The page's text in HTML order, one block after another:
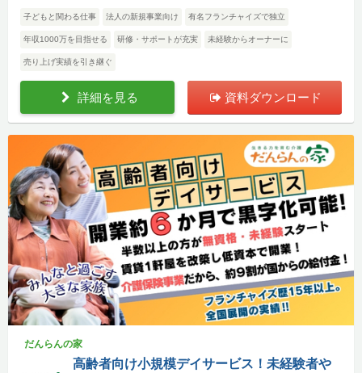
子どもと関わる仕事 法人の新規事業向け 有名フランチャイズで独立
年収1000万を目指せる 研修・サポートが充実 未経験からオーナーに
売り上げ実績を引き継ぐ
詳細を見る 資料ダウンロード
だんらんの家
高齢者向け小規模デイサービス！未経験者や